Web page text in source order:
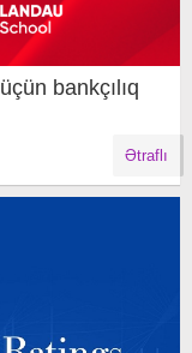
bankçılıq
Ətraflı